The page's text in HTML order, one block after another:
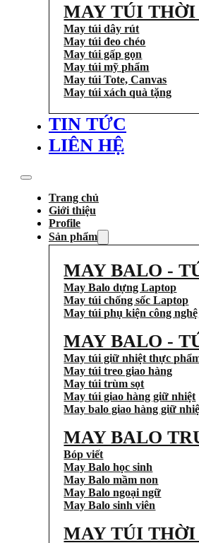
MAY TÚI
May túi dây rút
May túi đeo chéo
May túi gấp gọn
May túi mỹ phẩm
May túi Tote, Canvas
May túi xách quà tặng
TIN TỨC
LIÊN HỆ
Trang chủ
Giới thiệu
Profile
Sản phẩm
MAY BALO -
May Balo dựng Laptop
May túi chống sốc Laptop
May túi phụ kiện công nghệ
MAY BALO -
May túi giữ nhiệt thực
May túi treo giao hàng
May túi trùm sọt
May túi giao hàng giữ nhiệt
May balo giao hàng giữ
MAY BALO
Bóp viết
May Balo học sinh
May Balo mầm non
May Balo ngoại ngữ
May Balo sinh viên
MAY TÚI